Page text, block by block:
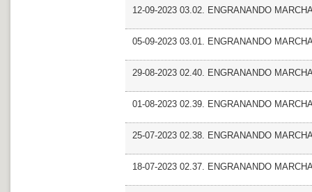
12-09-2023 03.02. ENGRANANDO
05-09-2023 03.01. ENGRANANDO
29-08-2023 02.40. ENGRANANDO
01-08-2023 02.39. ENGRANANDO
25-07-2023 02.38. ENGRANANDO
18-07-2023 02.37. ENGRANANDO